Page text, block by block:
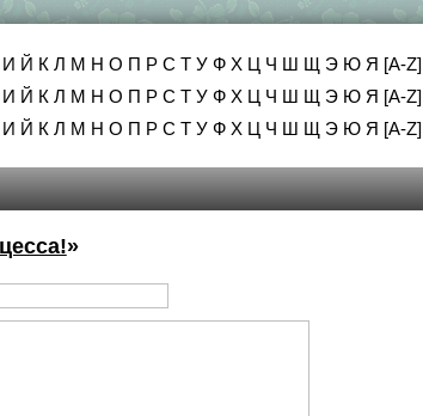
И Й К Л М Н О П Р С Т У Ф Х Ц Ч Ш Щ Э Ю Я [A-Z]
И Й К Л М Н О П Р С Т У Ф Х Ц Ч Ш Щ Э Ю Я [A-Z]
И Й К Л М Н О П Р С Т У Ф Х Ц Ч Ш Щ Э Ю Я [A-Z]
»